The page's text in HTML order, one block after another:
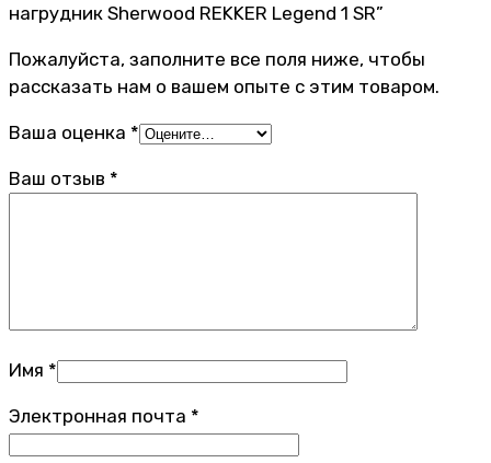
нагрудник Sherwood REKKER Legend 1 SR”
Пожалуйста, заполните все поля ниже, чтобы
рассказать нам о вашем опыте с этим товаром.
Ваша оценка *
Ваш отзыв *
Имя *
Электронная почта *